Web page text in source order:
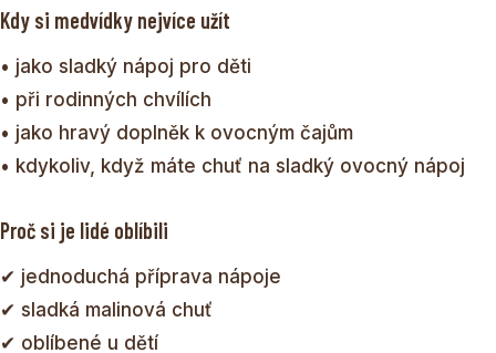
Kdy si medvídky nejvíce užít
• jako sladký nápoj pro děti
• při rodinných chvílích
• jako hravý doplněk k ovocným čajům
• kdykoliv, když máte chuť na sladký ovocný nápoj
Proč si je lidé oblíbili
✔ jednoduchá příprava nápoje
✔ sladká malinová chuť
✔ oblíbené u dětí